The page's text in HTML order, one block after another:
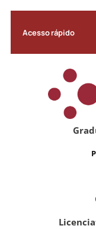
Acesso rápido